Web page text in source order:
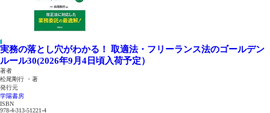
実務の落とし穴がわかる！
取適法・フリーランス法のゴールデン
ルール30(2026年9月4日頃入荷予定）
著者
松尾剛行 ・著
発行元
学陽書房
ISBN
978-4-313-51221-4